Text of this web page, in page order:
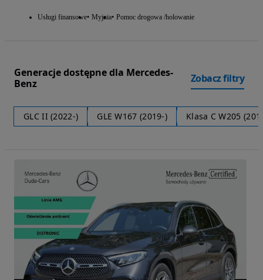
Usługi finansowe Myjnia Pomoc drogowa /holowanie
Generacje dostępne dla Mercedes-
Benz
Zobacz filtry
GLC II (2022-) GLE W167 (2019-) Klasa C W205